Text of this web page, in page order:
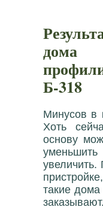
дома
Б-318
Минусов в
Хоть
основу
такие
заказывают.